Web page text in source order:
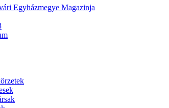
Egyházmegye Magazinja